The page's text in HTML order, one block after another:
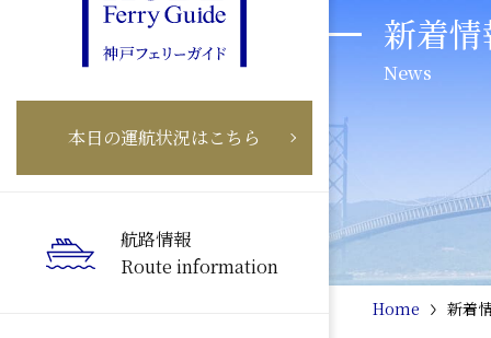
本日の運航状況はこちら
航路情報
Route information
新着
News
Home 新着